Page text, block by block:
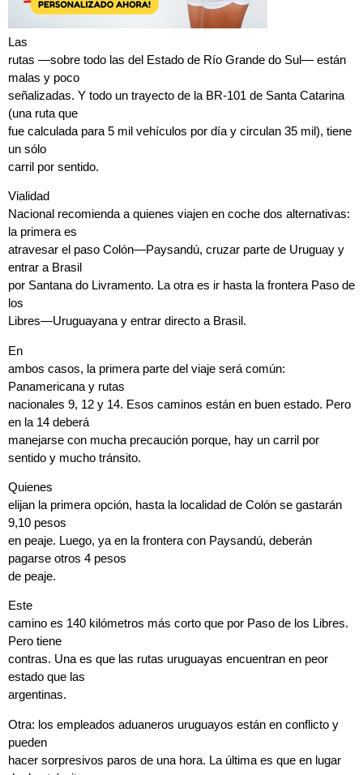
Las
rutas —sobre todo las del Estado de Río Grande do Sul— están
malas y poco
señalizadas. Y todo un trayecto de la BR-101 de Santa Catarina
(una ruta que
fue calculada para 5 mil vehículos por día y circulan 35 mil), tiene
un sólo
carril por sentido.
Vialidad
Nacional recomienda a quienes viajen en coche dos alternativas:
la primera es
atravesar el paso Colón—Paysandú, cruzar parte de Uruguay y
entrar a Brasil
por Santana do Livramento. La otra es ir hasta la frontera Paso de
los
Libres—Uruguayana y entrar directo a Brasil.
En
ambos casos, la primera parte del viaje será común:
Panamericana y rutas
nacionales 9, 12 y 14. Esos caminos están en buen estado. Pero
en la 14 deberá
manejarse con mucha precaución porque, hay un carril por
sentido y mucho tránsito.
Quienes
elijan la primera opción, hasta la localidad de Colón se gastarán
9,10 pesos
en peaje. Luego, ya en la frontera con Paysandú, deberán
pagarse otros 4 pesos
de peaje.
Este
camino es 140 kilómetros más corto que por Paso de los Libres.
Pero tiene
contras. Una es que las rutas uruguayas encuentran en peor
estado que las
argentinas.
Otra: los empleados aduaneros uruguayos están en conflicto y
pueden
hacer sorpresivos paros de una hora. La última es que en lugar